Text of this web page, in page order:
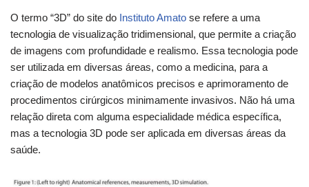
O termo “3D” do site do Instituto Amato se refere a uma
tecnologia de visualização tridimensional, que permite a criação
de imagens com profundidade e realismo. Essa tecnologia pode
ser utilizada em diversas áreas, como a medicina, para a
criação de modelos anatômicos precisos e aprimoramento de
procedimentos cirúrgicos minimamente invasivos. Não há uma
relação direta com alguma especialidade médica específica,
mas a tecnologia 3D pode ser aplicada em diversas áreas da
saúde.